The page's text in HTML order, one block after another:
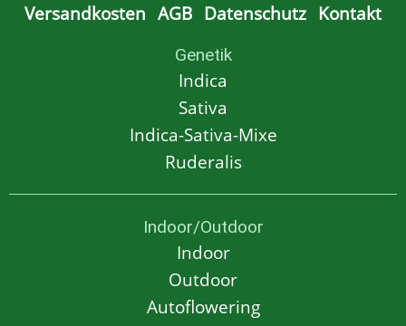
Versandkosten AGB Datenschutz Kontakt
Genetik
Indica
Sativa
Indica-Sativa-Mixe
Ruderalis
Indoor/Outdoor
Indoor
Outdoor
Autoflowering